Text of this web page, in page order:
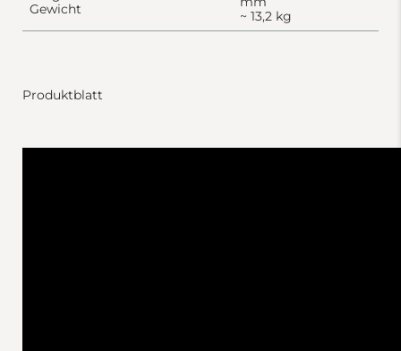
Gewicht
~ 13,2 kg
Produktblatt